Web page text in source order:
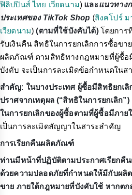
ฟิลิปปินส์ ไทย เวียดนาม) และแนวทาง
ประเทศของ TikTok Shop (สิงคโปร์ ม
เวียดนาม) (ตามที่ใช้บังคับได้) โดยการ
รับเงินคืน สิทธิในการยกเลิกการซื้อขา
ผลิตภัณฑ์ ตามสิทธิทางกฎหมายที่ผู้ซื้อ
บังคับ จะเป็นการละเมิดข้อกำหนดในส
สำคัญ: ในบางประเทศ ผู้ซื้อมีสิทธิยกเ
ปราศจากเหตุผล (“สิทธิในการยกเลิก”)
ในการยกเลิกของผู้ซื้อตามที่ผู้ซื้อมีภา
เป็นการละเมิดสัญญาในสาระสำคัญ
การเรียกคืนผลิตภัณฑ์
ท่านมีหน้าที่ปฏิบัติตามประกาศเรียกคื
ด้วยความปลอดภัยที่กำหนดให้มีกับผลิ
ขาย ภายใต้กฎหมายที่บังคับใช้ หากตก